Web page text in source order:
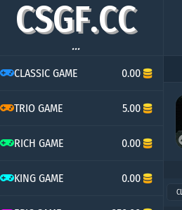
CSGF.CC
...
CLASSIC GAME 0.00
TRIO GAME 5.00
RICH GAME 0.00
KING GAME 0.00